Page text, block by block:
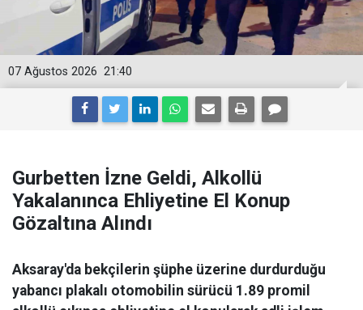
21:40
07 Ağustos 2026
Gurbetten İzne Geldi, Alkollü
Yakalanınca Ehliyetine El Konup
Gözaltına Alındı
Aksaray'da bekçilerin şüphe üzerine durdurduğu
yabancı plakalı otomobilin sürücü 1.89 promil